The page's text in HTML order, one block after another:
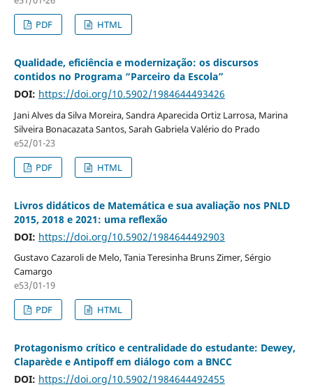
PDF
HTML
Qualidade, eficiência e modernização: os discursos
contidos no Programa “Parceiro da Escola”
DOI: https://doi.org/10.5902/1984644493426
Jani Alves da Silva Moreira, Sandra Aparecida Ortiz Larrosa, Marina
Silveira Bonacazata Santos, Sarah Gabriela Valério do Prado
e52/01-23
PDF
HTML
Livros didáticos de Matemática e sua avaliação nos PNLD
2015, 2018 e 2021: uma reflexão
DOI: https://doi.org/10.5902/1984644492903
Gustavo Cazaroli de Melo, Tania Teresinha Bruns Zimer, Sérgio
Camargo
e53/01-19
PDF
HTML
Protagonismo crítico e centralidade do estudante: Dewey,
Claparède e Antipoff em diálogo com a BNCC
DOI: https://doi.org/10.5902/1984644492455